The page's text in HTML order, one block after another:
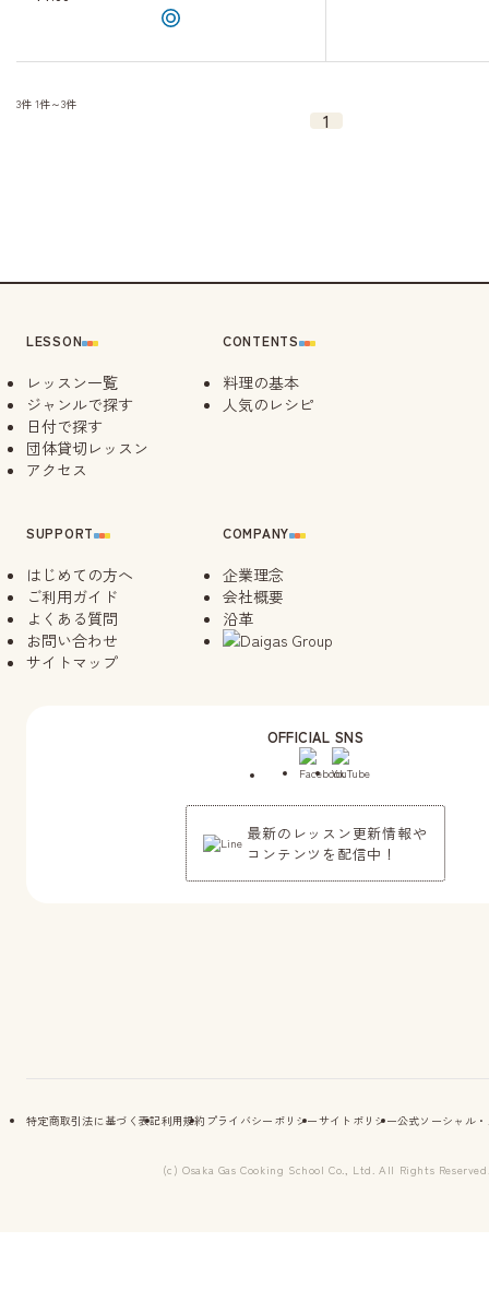
3件 1件～3件
1
LESSON
レッスン一覧
ジャンルで探す
日付で探す
団体貸切レッスン
アクセス
SUPPORT
はじめての方へ
ご利用ガイド
よくある質問
お問い合わせ
サイトマップ
CONTENTS
料理の基本
人気のレシピ
COMPANY
企業理念
会社概要
沿革
OFFICIAL SNS
最新のレッスン更新情報や
コンテンツを配信中！
特定商取引法に基づく表記利用規約 プライバシーポリシーサイトポリシー公式ソーシャル
(c) Osaka Gas Cooking School Co., Ltd. All Rights